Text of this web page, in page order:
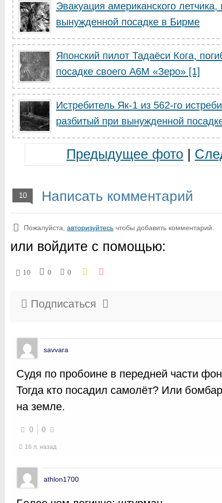
Эвакуация американского
вынужденной посадке в Бирме
Японский пилот Тадаёси Кога,
посадке своего А6М «Зеро» [1]
Истребитель Як-1 из 562-го
разбитый при вынужденной
Предыдущее фото
10 Написать комментарий
Пожалуйста, авторизуйтесь чтобы добавить комментарий.
или войдите с помощью:
10 0 0
Подписаться
savvara
Судя по пробоине в передней части
Тогда кто посадил самолёт? Или
на земле.
0 0
16 л. назад
athlon1700